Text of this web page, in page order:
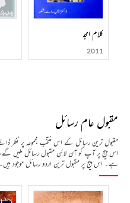
کلام امجد
2011
مقبول عام رسائل
مقبول ترین رسائل کے اس منتخب مجموعہ پر نظر
اس پیج پر آپ کو آن لائن مقبول رسائل ملیں
ہے۔ اس پیج پر مقبول ترین اردو رسائل موجود ہیں۔